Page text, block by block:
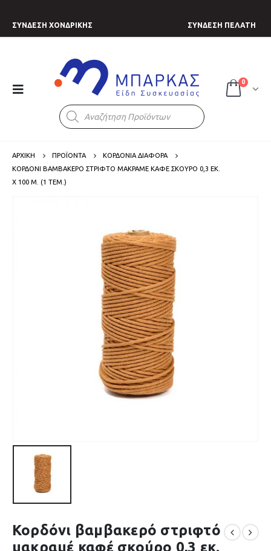
ΣΥΝΔΕΣΗ ΧΟΝΔΡΙΚΗΣ ΣΥΝΔΕΣΗ ΠΕΛΑΤΗ
Products
search
0
ΑΡΧΙΚΗ ΠΡΟΪΟΝΤΑ
ΚΟΡΔΟΝΙΑ ΔΙΑΦΟΡΑ
ΚΟΡΔΌΝΙ ΒΑΜΒΑΚΕΡΌ ΣΤΡΙΦΤΌ ΜΑΚΡΑΜΈ ΚΑΦΈ ΣΚΟΎΡΟ 0,3 ΕΚ.
Χ 100 Μ. (1 ΤΕΜ.)
Κορδόνι βαμβακερό στριφτό
μακραμέ καφέ σκούρο 0,3 εκ.